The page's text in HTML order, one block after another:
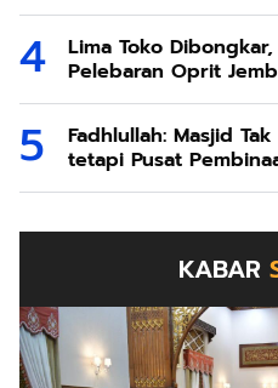
Lima Toko
Pelebaran Oprit
Fadhlullah: Masjid
tetapi Pusat
KABAR